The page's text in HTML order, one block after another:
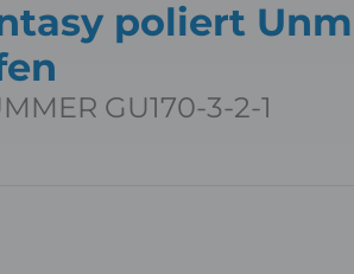
poliert
GU170-3-2-1